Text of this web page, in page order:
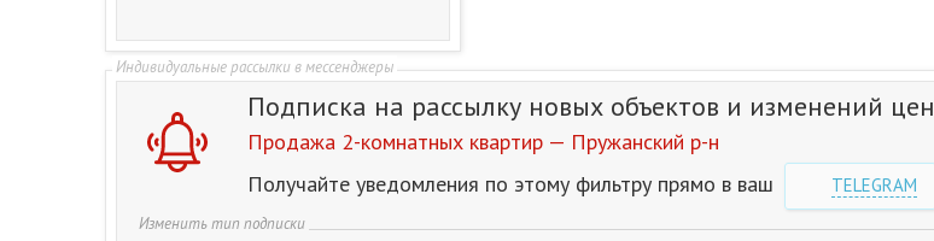
Подписка на рассылку новых объектов и изменений цен
Продажа 2-комнатных квартир — Пружанский р-н
Получайте уведомления по этому фильтру прямо в ваш
TELEGRAM
Изменить тип подписки